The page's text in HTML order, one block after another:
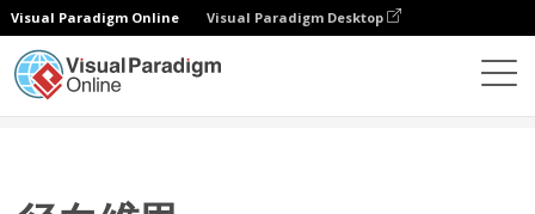
Visual Paradigm Online Visual Paradigm Desktop